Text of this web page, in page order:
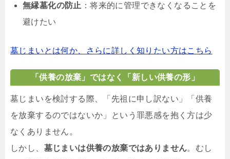
無縁墓化の防止 ：将来的に管理できなくなることを
避けたい
墓じまいとは何か、さらに詳しく知りたい方はこちら
「供養の放棄」ではなく「新しい供養の形」
墓じまいを検討する際、「先祖に申し訳ない」「供養
を放棄するのではないか」という罪悪感を抱く方は少
なくありません。
しかし、 墓じまいは供養の放棄ではありません。むし